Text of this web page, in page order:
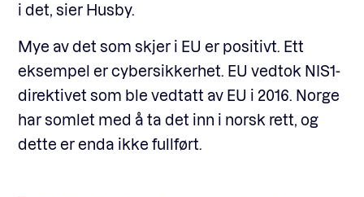
i det, sier Husby.
Mye av det som skjer i EU er positivt. Ett
eksempel er cybersikkerhet. EU vedtok NIS1-
direktivet som ble vedtatt av EU i 2016. Norge
har somlet med å ta det inn i norsk rett, og
dette er enda ikke fullført.